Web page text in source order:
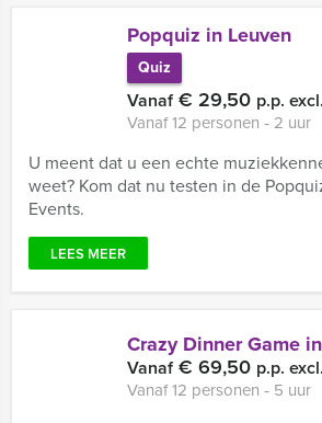
Popquiz in Leuven
Quiz
Vanaf€ 29,50 p.p.
Vanaf 12 personen ‐ 2 uur
U meent dat u een echte
weet? Kom dat nu testen in de
Events.
LEES MEER
Crazy Dinner Game
Vanaf€ 69,50 p.p.
Vanaf 12 personen ‐ 5 uur